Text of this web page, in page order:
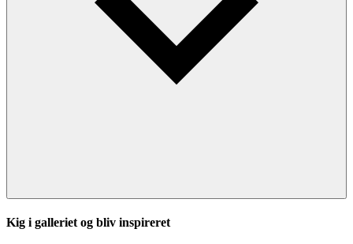
Kig i galleriet og bliv inspireret